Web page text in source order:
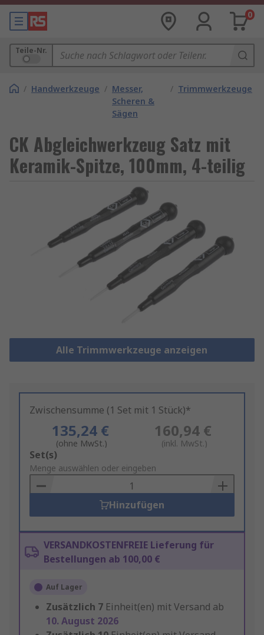
0
Teile-Nr.
/ Handwerkzeuge / Messer,
Scheren &
Sägen
/ Trimmwerkzeuge
CK Abgleichwerkzeug Satz mit
Keramik-Spitze, 100mm, 4-teilig
Alle Trimmwerkzeuge anzeigen
Zwischensumme (1 Set mit 1 Stück)*
135,24 €
(ohne MwSt.)
160,94 €
(inkl. MwSt.)
Add
to
Basket
Set(s)
Menge auswählen oder eingeben
Hinzufügen
VERSANDKOSTENFREIE Lieferung für
Bestellungen ab 100,00 €
Auf Lager
Zusätzlich 7 Einheit(en) mit Versand ab
10. August 2026